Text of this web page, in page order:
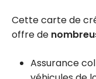
Cette carte de
offre de
Assurance